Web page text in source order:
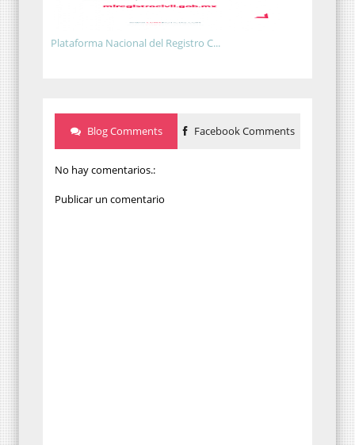
Plataforma Nacional del Registro C...
Blog Comments Facebook Comments
No hay comentarios.:
Publicar un comentario